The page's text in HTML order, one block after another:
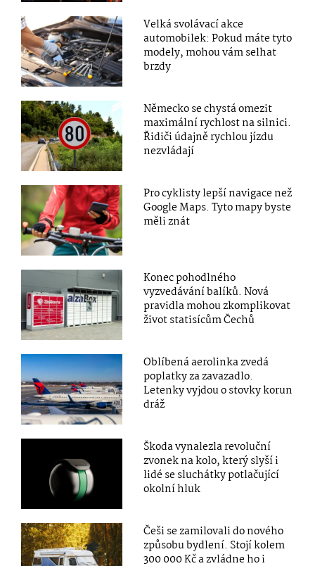
Velká svolávací akce
automobilek: Pokud máte tyto
modely, mohou vám selhat
brzdy
Německo se chystá omezit
maximální rychlost na silnici.
Řidiči údajně rychlou jízdu
nezvládají
Pro cyklisty lepší navigace než
Google Maps. Tyto mapy byste
měli znát
Konec pohodlného
vyzvedávání balíků. Nová
pravidla mohou zkomplikovat
život statisícům Čechů
Oblíbená aerolinka zvedá
poplatky za zavazadlo.
Letenky vyjdou o stovky korun
dráž
Škoda vynalezla revoluční
zvonek na kolo, který slyší i
lidé se sluchátky potlačující
okolní hluk
Češi se zamilovali do nového
způsobu bydlení. Stojí kolem
300 000 Kč a zvládne ho i